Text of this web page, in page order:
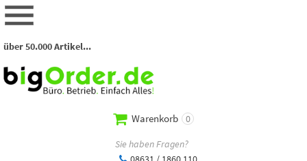
über 50.000 Artikel...
Warenkorb 0
Sie haben Fragen?